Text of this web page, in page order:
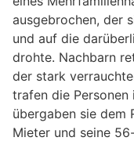
ausgebrochen, der
und auf die
drohte. Nachbarn
der stark
trafen die Personen
übergaben sie dem
Mieter und seine